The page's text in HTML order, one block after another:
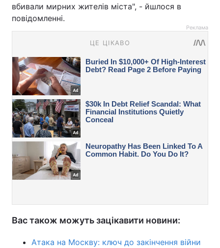
вбивали мирних жителів міста", - йшлося в
повідомленні.
Реклама
Вас також можуть зацікавити новини:
Атака на Москву: ключ до закінчення війни